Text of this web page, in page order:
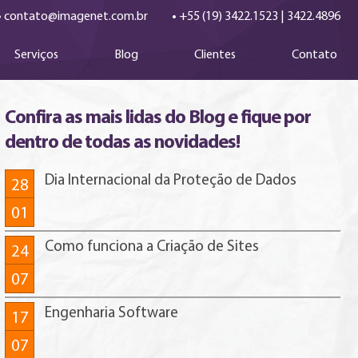
• +55 (19) 3422.1523 | 3422.4896
contato@imagenet.com.br
Serviços Blog Clientes Contato
Confira as mais lidas do Blog e fique por
dentro de todas as novidades!
Dia Internacional da Proteção de Dados
28
01
Como funciona a Criação de Sites
24
07
Engenharia Software
17
07